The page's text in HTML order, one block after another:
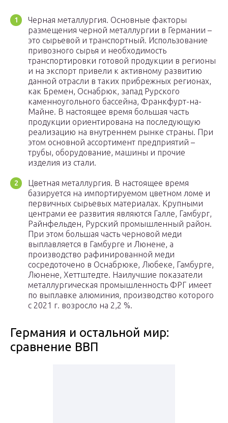
Черная металлургия. Основные факторы
размещения черной металлургии в Германии –
это сырьевой и транспортный. Использование
привозного сырья и необходимость
транспортировки готовой продукции в регионы
и на экспорт привели к активному развитию
данной отрасли в таких прибрежных регионах,
как Бремен, Оснабрюк, запад Рурского
каменноугольного бассейна, Франкфурт-на-
Майне. В настоящее время большая часть
продукции ориентирована на последующую
реализацию на внутреннем рынке страны. При
этом основной ассортимент предприятий –
трубы, оборудование, машины и прочие
изделия из стали.
Цветная металлургия. В настоящее время
базируется на импортируемом цветном ломе и
первичных сырьевых материалах. Крупными
центрами ее развития являются Галле, Гамбург,
Райнфельден, Рурский промышленный район.
При этом большая часть черновой меди
выплавляется в Гамбурге и Люнене, а
производство рафинированной меди
сосредоточено в Оснабрюке, Любеке, Гамбурге,
Люнене, Хеттштедте. Наилучшие показатели
металлургическая промышленность ФРГ имеет
по выплавке алюминия, производство которого
с 2021 г. возросло на 2,2 %.
Германия и остальной мир:
сравнение ВВП